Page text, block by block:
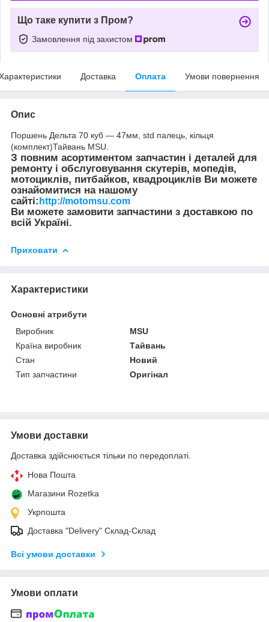
Що таке купити з Пром?
Замовлення під захистом
Доставка Оплата Умови повернення
Опис
Поршень Дельта 70 куб — 47мм, std палець, кільця
(комплект)Тайвань MSU.
З повним асортиментом запчастин і деталей для
ремонту і обслуговування скутерів, мопедів,
мотоциклів, питбайков, квадроциклів Ви можете
ознайомитися на нашому
сайті: http://motomsu.com
Ви можете замовити запчастини з доставкою по
всій Україні.
Приховати
Характеристики
Основні атрибути
Виробник
MSU
Країна виробник
Тайвань
Стан
Новий
Тип запчастини
Оригінал
Умови доставки
Доставка здійснюється тільки по передоплаті.
Нова Пошта
Магазини Rozetka
Укрпошта
Доставка "Delivery" Склад-Склад
Всі умови доставки
Умови оплати